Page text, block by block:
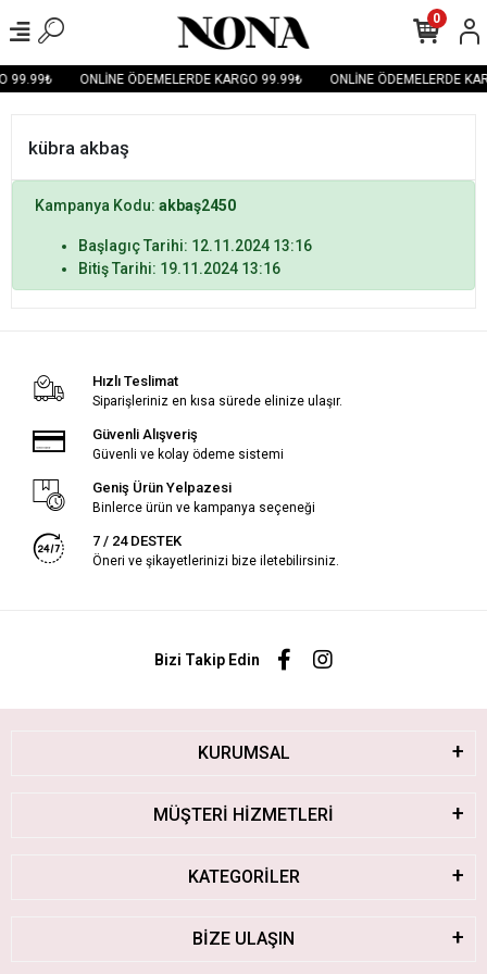
99.99₺ ONLİNE ÖDEMELERDE KARGO 99.99₺ ONLİNE ÖDEMELERDE
0
kübra akbaş
Kampanya Kodu: akbaş2450
Başlagıç Tarihi: 12.11.2024 13:16
Bitiş Tarihi: 19.11.2024 13:16
Hızlı Teslimat
Siparişleriniz en kısa sürede elinize ulaşır.
Güvenli Alışveriş
Güvenli ve kolay ödeme sistemi
Geniş Ürün Yelpazesi
Binlerce ürün ve kampanya seçeneği
7 / 24 DESTEK
Öneri ve şikayetlerinizi bize iletebilirsiniz.
Bizi Takip Edin
KURUMSAL
MÜŞTERİ HİZMETLERİ
KATEGORİLER
BİZE ULAŞIN